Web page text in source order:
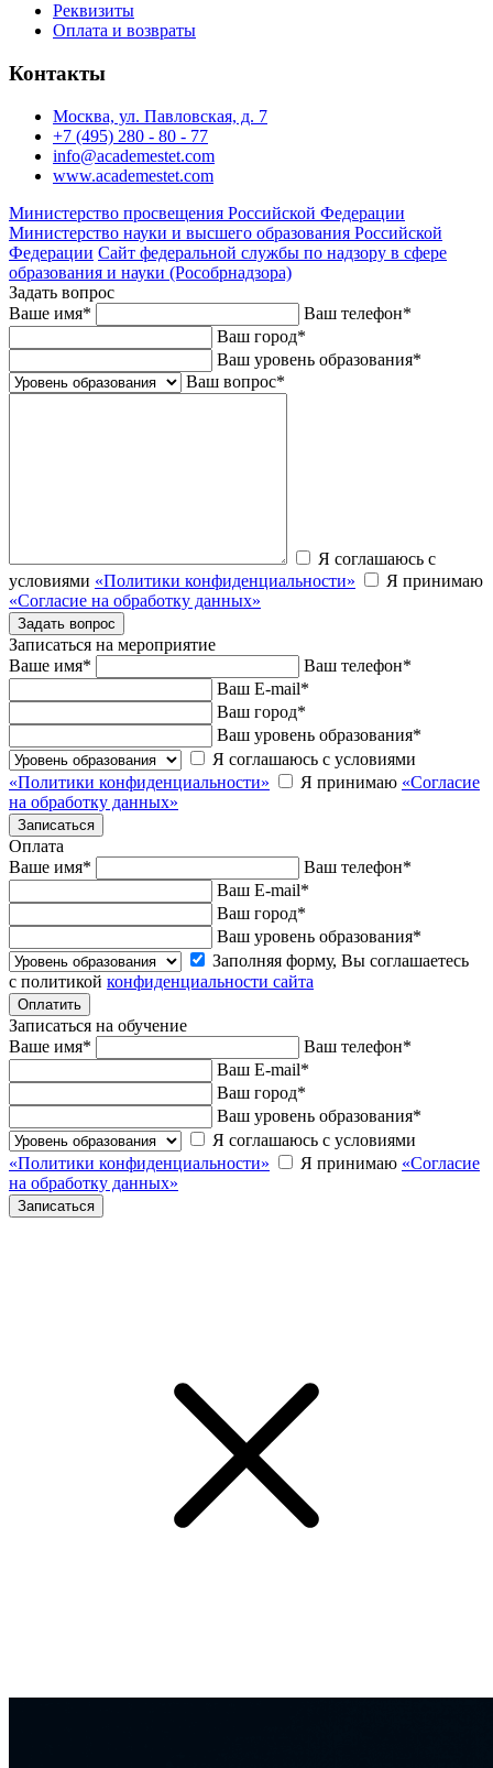
Реквизиты
Оплата и возвраты
Контакты
Москва, ул. Павловская, д. 7
+7 (495) 280 - 80 - 77
info@academestet.com
www.academestet.com
Министерство просвещения Российской Федерации
Министерство науки и высшего образования Российской
Федерации Сайт федеральной службы по надзору в сфере
образования и науки (Рособрнадзора)
Задать вопрос
Ваше имя* Ваш телефон*
Ваш город*
Ваш уровень образования*
Ваш вопрос*
Я соглашаюсь с
условиями «Политики конфиденциальности»
Я принимаю
«Согласие на обработку данных»
Записаться на мероприятие
Ваше имя* Ваш телефон*
Ваш E-mail*
Ваш город*
Ваш уровень образования*
Я соглашаюсь с условиями
«Политики конфиденциальности»
Я принимаю «Согласие
на обработку данных»
Оплата
Ваше имя* Ваш телефон*
Ваш E-mail*
Ваш город*
Ваш уровень образования*
Заполняя форму, Вы соглашаетесь
с политикой конфиденциальности сайта
Записаться на обучение
Ваше имя* Ваш телефон*
Ваш E-mail*
Ваш город*
Ваш уровень образования*
Я соглашаюсь с условиями
«Политики конфиденциальности»
Я принимаю «Согласие
на обработку данных»